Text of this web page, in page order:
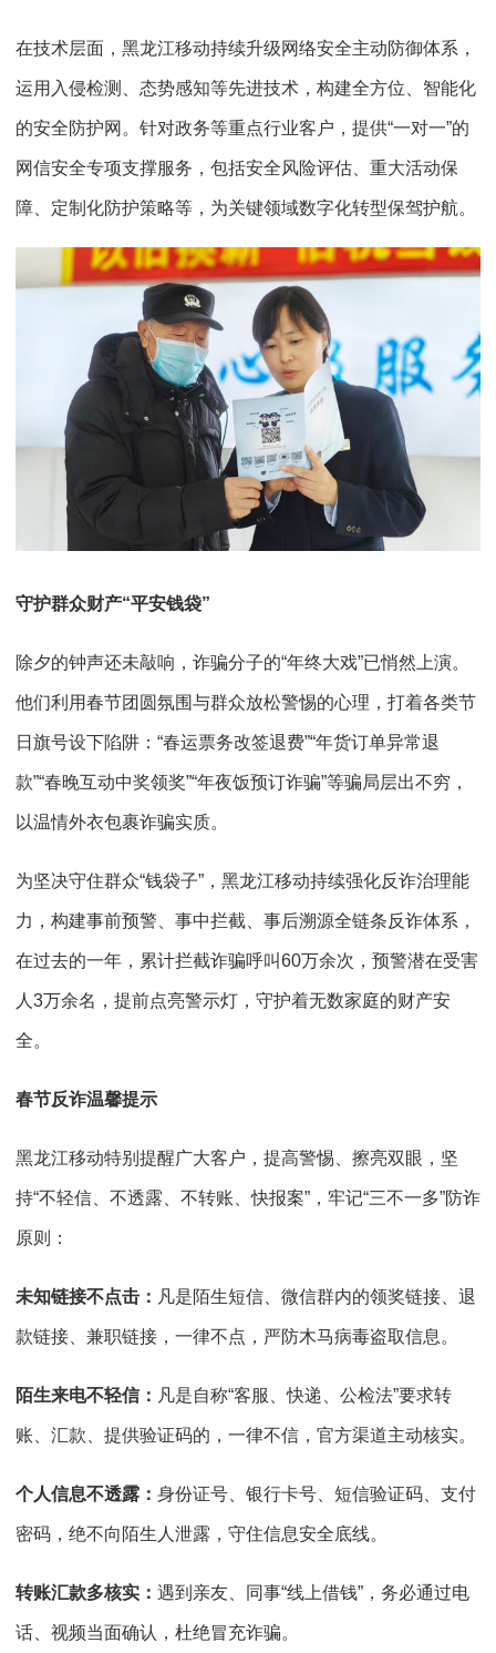
在技术层面，黑龙江移动持续升级网络安全主动防御体系，
运用入侵检测、态势感知等先进技术，构建全方位、智能化
的安全防护网。针对政务等重点行业客户，提供“一对一”的
网信安全专项支撑服务，包括安全风险评估、重大活动保
障、定制化防护策略等，为关键领域数字化转型保驾护航。
守护群众财产“平安钱袋”
除夕的钟声还未敲响，诈骗分子的“年终大戏”已悄然上演。
他们利用春节团圆氛围与群众放松警惕的心理，打着各类节
日旗号设下陷阱：“春运票务改签退费”“年货订单异常退
款”“春晚互动中奖领奖”“年夜饭预订诈骗”等骗局层出不穷，
以温情外衣包裹诈骗实质。
为坚决守住群众“钱袋子”，黑龙江移动持续强化反诈治理能
力，构建事前预警、事中拦截、事后溯源全链条反诈体系，
在过去的一年，累计拦截诈骗呼叫60万余次，预警潜在受害
人3万余名，提前点亮警示灯，守护着无数家庭的财产安
全。
春节反诈温馨提示
黑龙江移动特别提醒广大客户，提高警惕、擦亮双眼，坚
持“不轻信、不透露、不转账、快报案”，牢记“三不一多”防诈
原则：
未知链接不点击： 凡是陌生短信、微信群内的领奖链接、退
款链接、兼职链接，一律不点，严防木马病毒盗取信息。
陌生来电不轻信： 凡是自称“客服、快递、公检法”要求转
账、汇款、提供验证码的，一律不信，官方渠道主动核实。
个人信息不透露： 身份证号、银行卡号、短信验证码、支付
密码，绝不向陌生人泄露，守住信息安全底线。
转账汇款多核实： 遇到亲友、同事“线上借钱”，务必通过电
话、视频当面确认，杜绝冒充诈骗。